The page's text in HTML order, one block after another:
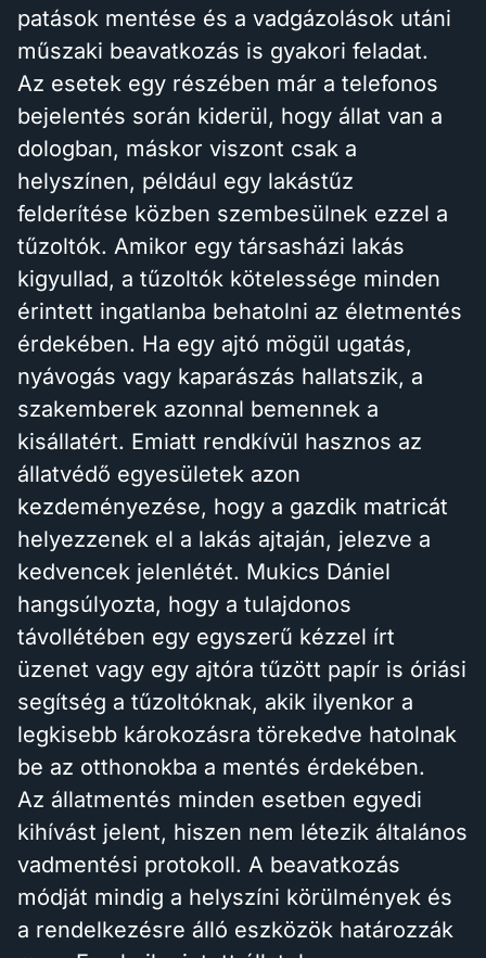
patások mentése és a vadgázolások utáni
műszaki beavatkozás is gyakori feladat.
Az esetek egy részében már a telefonos
bejelentés során kiderül, hogy állat van a
dologban, máskor viszont csak a
helyszínen, például egy lakástűz
felderítése közben szembesülnek ezzel a
tűzoltók. Amikor egy társasházi lakás
kigyullad, a tűzoltók kötelessége minden
érintett ingatlanba behatolni az életmentés
érdekében. Ha egy ajtó mögül ugatás,
nyávogás vagy kaparászás hallatszik, a
szakemberek azonnal bemennek a
kisállatért. Emiatt rendkívül hasznos az
állatvédő egyesületek azon
kezdeményezése, hogy a gazdik matricát
helyezzenek el a lakás ajtaján, jelezve a
kedvencek jelenlétét. Mukics Dániel
hangsúlyozta, hogy a tulajdonos
távollétében egy egyszerű kézzel írt
üzenet vagy egy ajtóra tűzött papír is óriási
segítség a tűzoltóknak, akik ilyenkor a
legkisebb károkozásra törekedve hatolnak
be az otthonokba a mentés érdekében.
Az állatmentés minden esetben egyedi
kihívást jelent, hiszen nem létezik általános
vadmentési protokoll. A beavatkozás
módját mindig a helyszíni körülmények és
a rendelkezésre álló eszközök határozzák